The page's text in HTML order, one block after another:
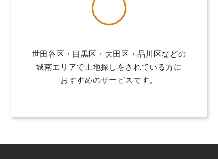
世田谷区・目黒区・大田区・品川区などの
城南エリアで土地探しをされている方に
おすすめのサービスです。